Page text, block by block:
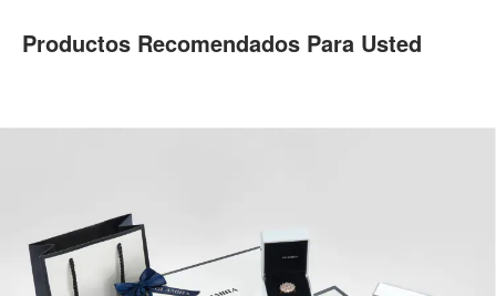
Productos Recomendados Para Usted